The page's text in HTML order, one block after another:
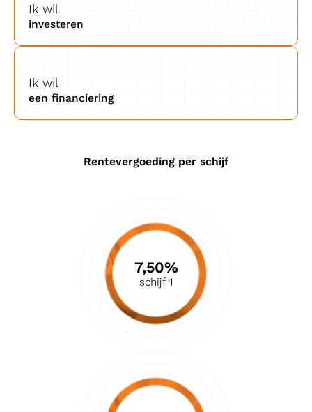
Ik wil
investeren
Ik wil
een financiering
Rentevergoeding per schijf
7,50%
schijf 1